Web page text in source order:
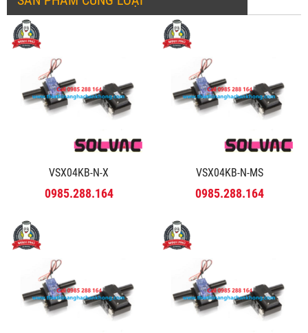
VSX04KB-N-X
0985.288.164
VSX04KB-N-MS
0985.288.164